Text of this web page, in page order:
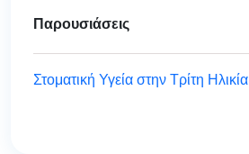
Παρουσιάσεις
Στοματική Υγεία στην Τρίτη Ηλικία